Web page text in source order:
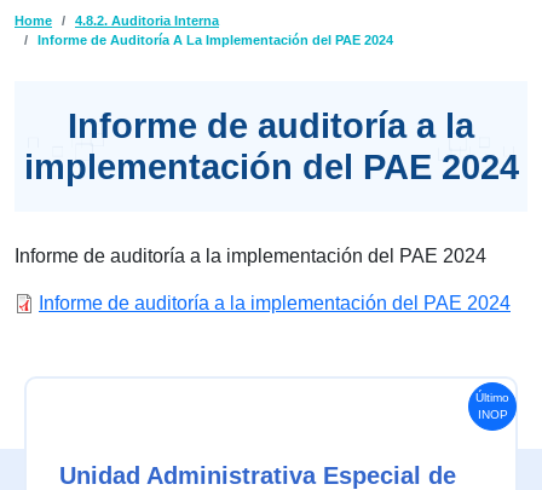
Último
INOP
Ruta de navegación
Home
4.8.2. Auditoria Interna
Informe de Auditoría A La Implementación del PAE 2024
Informe de auditoría a la
implementación del PAE 2024
Informe de auditoría a la implementación del PAE 2024
Informe de auditoría a la implementación del PAE 2024
Unidad Administrativa Especial de